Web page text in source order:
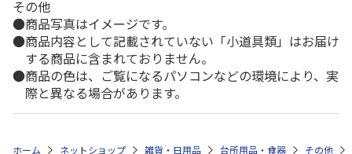
その他
商品写真はイメージです。
商品内容として記載されていない「小道具類」はお届け
する商品に含まれておりません。
商品の色は、ご覧になるパソコンなどの環境により、実
際と異なる場合があります。
ホーム ネットショップ 雑貨・日用品 台所用品・食器 その他